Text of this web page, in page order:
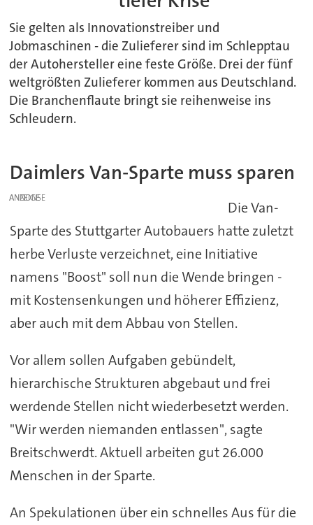
Sie gelten als Innovationstreiber und
Jobmaschinen - die Zulieferer sind im Schlepptau
der Autohersteller eine feste Größe. Drei der fünf
weltgrößten Zulieferer kommen aus Deutschland.
Die Branchenflaute bringt sie reihenweise ins
Schleudern.
Daimlers Van-Sparte muss sparen
ANZEIGE
Die Van-
Sparte des Stuttgarter Autobauers hatte zuletzt
herbe Verluste verzeichnet, eine Initiative
namens "Boost" soll nun die Wende bringen -
mit Kostensenkungen und höherer Effizienz,
aber auch mit dem Abbau von Stellen.
Vor allem sollen Aufgaben gebündelt,
hierarchische Strukturen abgebaut und frei
werdende Stellen nicht wiederbesetzt werden.
"Wir werden niemanden entlassen", sagte
Breitschwerdt. Aktuell arbeiten gut 26.000
Menschen in der Sparte.
An Spekulationen über ein schnelles Aus für die